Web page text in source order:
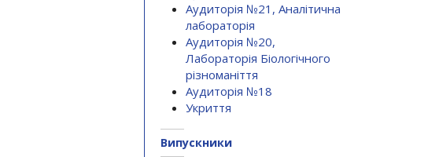
Аудиторія №21, Аналітична
лабораторія
Аудиторія №20,
Лабораторія Біологічного
різноманіття
Аудиторія №18
Укриття
Випускники